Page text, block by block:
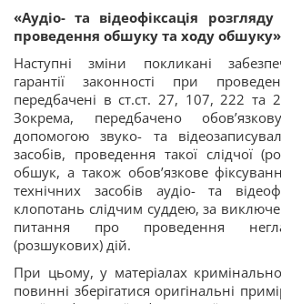
«Аудіо- та відеофіксація
проведення обшуку та ходу обшуку»
Наступні зміни покликані
гарантії законності при
передбачені в ст.ст. 27, 107, 222 та
Зокрема, передбачено
допомогою звуко- та
засобів, проведення такої слідчої
обшук, а також обов’язкове
технічних засобів аудіо- та
клопотань слідчим суддею, за
питання про проведення
(розшукових) дій.
При цьому, у матеріалах
повинні зберігатися оригінальні